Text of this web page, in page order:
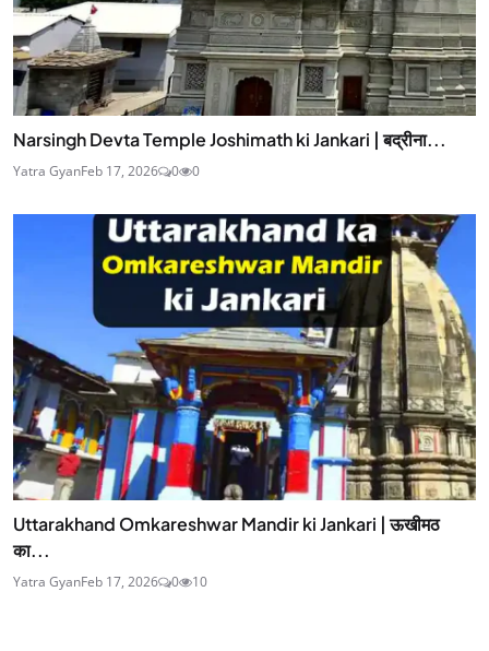
Narsingh Devta Temple Joshimath ki Jankari | बद्रीना...
Yatra GyanFeb 17, 2026 0 0
Uttarakhand Omkareshwar Mandir ki Jankari | ऊखीमठ
का...
Yatra GyanFeb 17, 2026 0 10